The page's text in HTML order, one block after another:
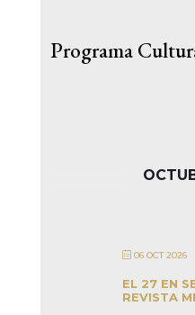
Programa
06 OCT 2026
EL 27 EN
REVISTA